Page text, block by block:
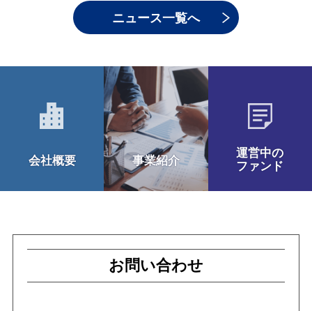
ニュース一覧へ
会社概要 事業紹介
運営中の
ファンド
お問い合わせ